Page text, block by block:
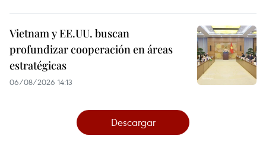
Vietnam y EE.UU. buscan
profundizar cooperación en áreas
estratégicas
06/08/2026 14:13
Descargar